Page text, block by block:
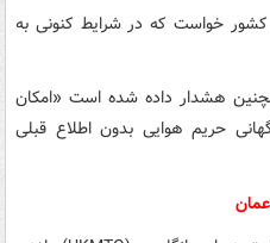
کشور خواست که در شرایط کنونی به
هشدار داده شده است «امکان
حریم هوایی بدون اطلاع قبلی